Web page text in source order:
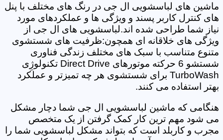
ماشین های لباسشویی ال جی در رنگ های مختلف با پنل
های کنترل کاربر پسند و ویژگی ها و عملکردهای مورد
نیاز شما طراحی شده اند.لباسشویی های ال جی از
ویژگی های خلاقانه ای همچون:ظرفیت های شستشوی
متنوع متناسب با سبک های مختلف زندگی فناوری
شستشو 6 حرکته موتورهای Direct Drive تکنولوژِی
TurboWash برای شستشوی هر چه تمیزتر و عملکرد
بهتر استفاده می کنند.
هنگامی که ماشین لباسشویی ال جی شما دچار مشکل
می شود مهم ترین کار کمک گرفتن از یک متخصص
مجرب و کاربلد است که بتواند مشکل لباسشویی شما را